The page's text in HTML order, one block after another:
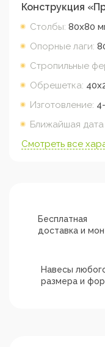
Конструкция «
Столбы: 80х80
Опорные лаги:
Стропильные
Обрешетка:
Изготовление:
Ближайшая
Смотреть все
Бесплатная
доставка и
Навесы
размера и